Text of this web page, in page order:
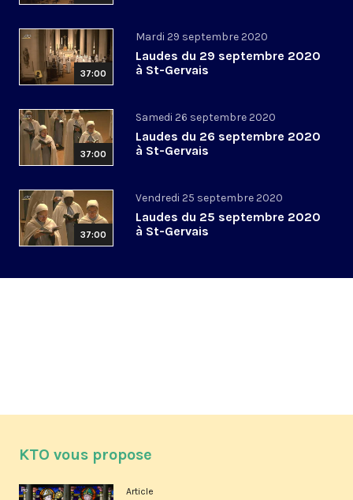
37:00
Mardi 29 septembre 2020
Laudes du 29 septembre 2020
à St-Gervais
37:00
Samedi 26 septembre 2020
Laudes du 26 septembre 2020
à St-Gervais
37:00
Vendredi 25 septembre 2020
Laudes du 25 septembre 2020
à St-Gervais
KTO vous propose
Article